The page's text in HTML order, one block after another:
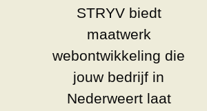
STRYV biedt
maatwerk
webontwikkeling die
jouw bedrijf in
Nederweert laat